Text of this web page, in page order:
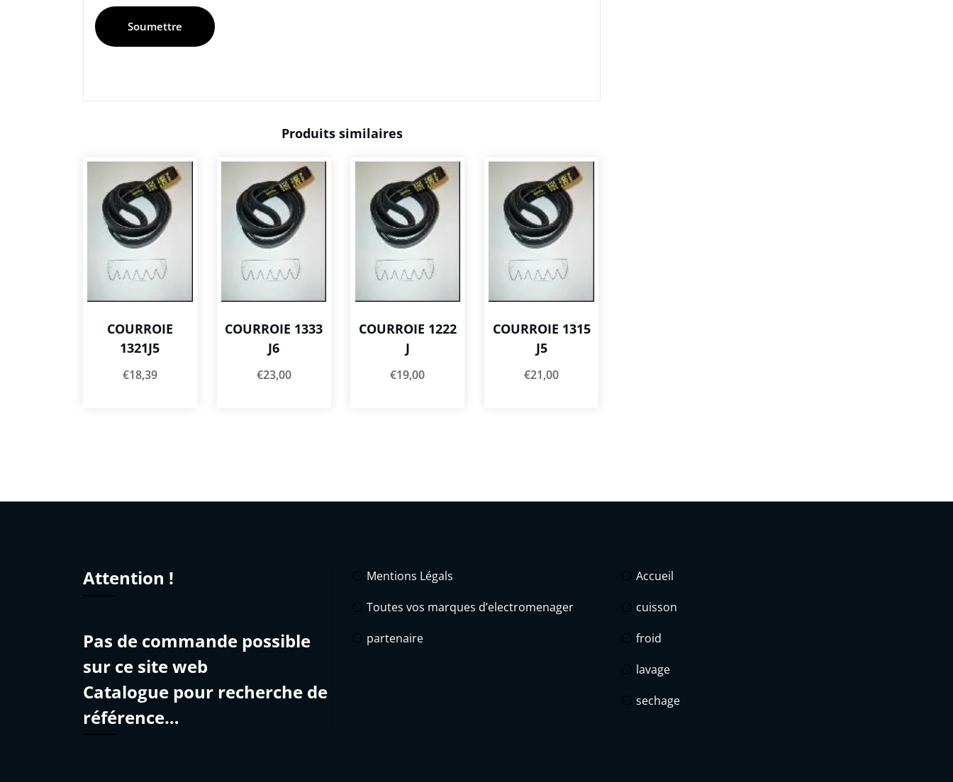
Produits similaires
COURROIE
1321J5
€18,39
COURROIE 1333
J6
€23,00
COURROIE 1222
J
€19,00
COURROIE 1315
J5
€21,00
Attention !
Pas de commande possible
sur ce site web
Catalogue pour recherche de
référence…
Mentions Légals
Toutes vos marques d’electromenager
partenaire
Accueil
cuisson
froid
lavage
sechage